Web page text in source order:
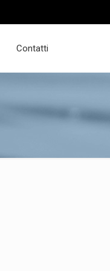
Contatti